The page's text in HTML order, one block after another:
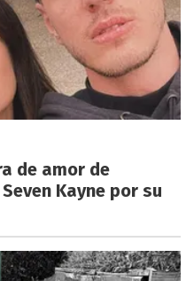
de amor de
Kayne por su